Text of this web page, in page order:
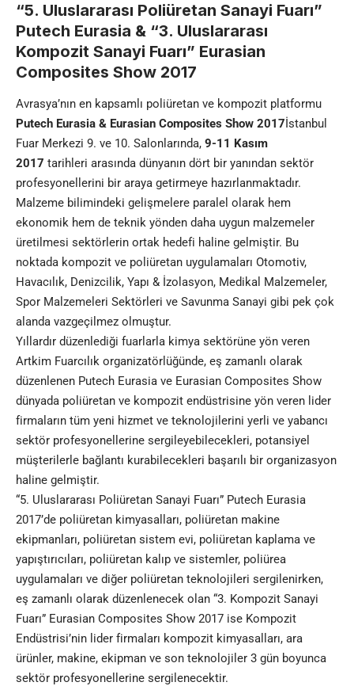
“5. Uluslararası Poliüretan Sanayi Fuarı”
Putech Eurasia & “3. Uluslararası
Kompozit Sanayi Fuarı” Eurasian
Composites Show 2017
Avrasya’nın en kapsamlı poliüretan ve kompozit platformu
Putech Eurasia & Eurasian Composites Show 2017İstanbul
Fuar Merkezi 9. ve 10. Salonlarında, 9-11 Kasım
2017 tarihleri arasında dünyanın dört bir yanından sektör
profesyonellerini bir araya getirmeye hazırlanmaktadır.
Malzeme bilimindeki gelişmelere paralel olarak hem
ekonomik hem de teknik yönden daha uygun malzemeler
üretilmesi sektörlerin ortak hedefi haline gelmiştir. Bu
noktada kompozit ve poliüretan uygulamaları Otomotiv,
Havacılık, Denizcilik, Yapı & İzolasyon, Medikal Malzemeler,
Spor Malzemeleri Sektörleri ve Savunma Sanayi gibi pek çok
alanda vazgeçilmez olmuştur.
Yıllardır düzenlediği fuarlarla kimya sektörüne yön veren
Artkim Fuarcılık organizatörlüğünde, eş zamanlı olarak
düzenlenen Putech Eurasia ve Eurasian Composites Show
dünyada poliüretan ve kompozit endüstrisine yön veren lider
firmaların tüm yeni hizmet ve teknolojilerini yerli ve yabancı
sektör profesyonellerine sergileyebilecekleri, potansiyel
müşterilerle bağlantı kurabilecekleri başarılı bir organizasyon
haline gelmiştir.
“5. Uluslararası Poliüretan Sanayi Fuarı” Putech Eurasia
2017’de poliüretan kimyasalları, poliüretan makine
ekipmanları, poliüretan sistem evi, poliüretan kaplama ve
yapıştırıcıları, poliüretan kalıp ve sistemler, poliürea
uygulamaları ve diğer poliüretan teknolojileri sergilenirken,
eş zamanlı olarak düzenlenecek olan “3. Kompozit Sanayi
Fuarı” Eurasian Composites Show 2017 ise Kompozit
Endüstrisi’nin lider firmaları kompozit kimyasalları, ara
ürünler, makine, ekipman ve son teknolojiler 3 gün boyunca
sektör profesyonellerine sergilenecektir.